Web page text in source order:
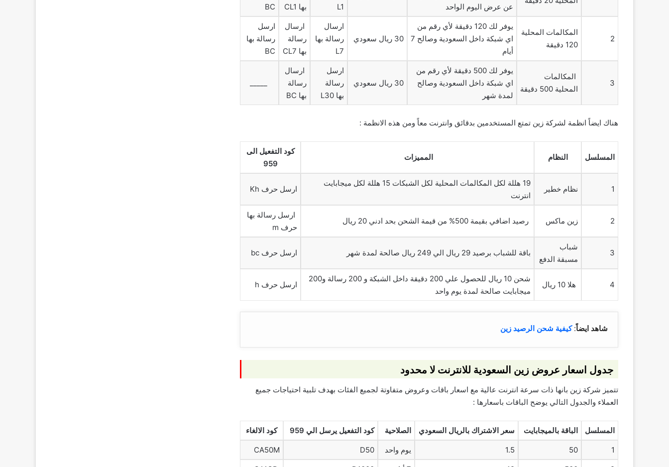
عن عرض اليوم الواحد
L1
بها CL1
BC
2
المكالمات المحلية
120 دقيقة
يوفر لك 120 دقيقة لأي رقم من
اي شبكة داخل السعودية وصالح 7
أيام
30 ريال سعودي
ارسال
رسالة بها
L7
ارسال
رسالة
بها CL7
ارسل
رسالة بها
BC
3
المكالمات
المحلية 500 دقيقة
يوفر لك 500 دقيقة لأي رقم من
اي شبكة داخل السعودية وصالح
لمدة شهر
30 ريال سعودي
ارسل
رسالة
بها L30
ارسال
رسالة
بها BC
هناك ايضاً انظمة لشركة زين تمتع المستخدمين بدقائق وانترنت معاً ومن هذه الانظمة :
المسلسل النظام المميزات
كود التفعيل الى
959
1 نظام خطير
19 هللة لكل المكالمات المحلية لكل الشبكات 15 هللة لكل ميجابايت
انترنت
ارسل حرف Kh
2 زين ماكس رصيد اضافي بقيمة 500% من قيمة الشحن بحد ادني 20 ريال
ارسل رسالة بها
حرف m
3
شباب
مسبقة الدفع
باقة للشباب برصيد 29 ريال الي 249 ريال صالحة لمدة شهر ارسل حرف bc
4 هلا 10 ريال
شحن 10 ريال للحصول علي 200 دقيقة داخل الشبكة و 200 رسالة و200
ميجابايت صالحة لمدة يوم واحد
ارسل حرف h
شاهد ايضاً:كيفية شحن الرصيد زين
جدول اسعار عروض زين السعودية للانترنت لا محدود
تتميز شركة زين بانها ذات سرعة انترنت عالية مع اسعار باقات وعروض متفاوتة لجميع الفئات بهدف تلبية احتياجات جميع
العملاء والجدول التالي يوضح الباقات باسعارها :
المسلسل الباقة بالميجابايت سعر الاشتراك بالريال السعودي الصلاحية كود التفعيل يرسل الي 959 كود الالغاء
1
50
1.5 يوم واحد D50
CA50M